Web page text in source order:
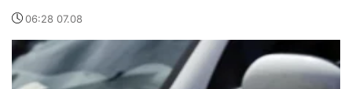
06:28 07.08